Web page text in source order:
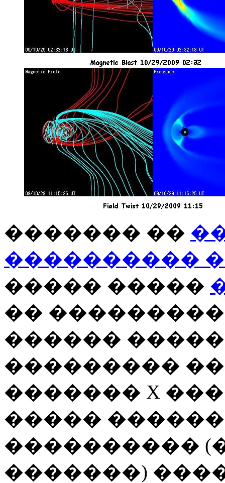
������� ��
����������
����� �����
��
������
���������
������� X
�����
����������
�������)